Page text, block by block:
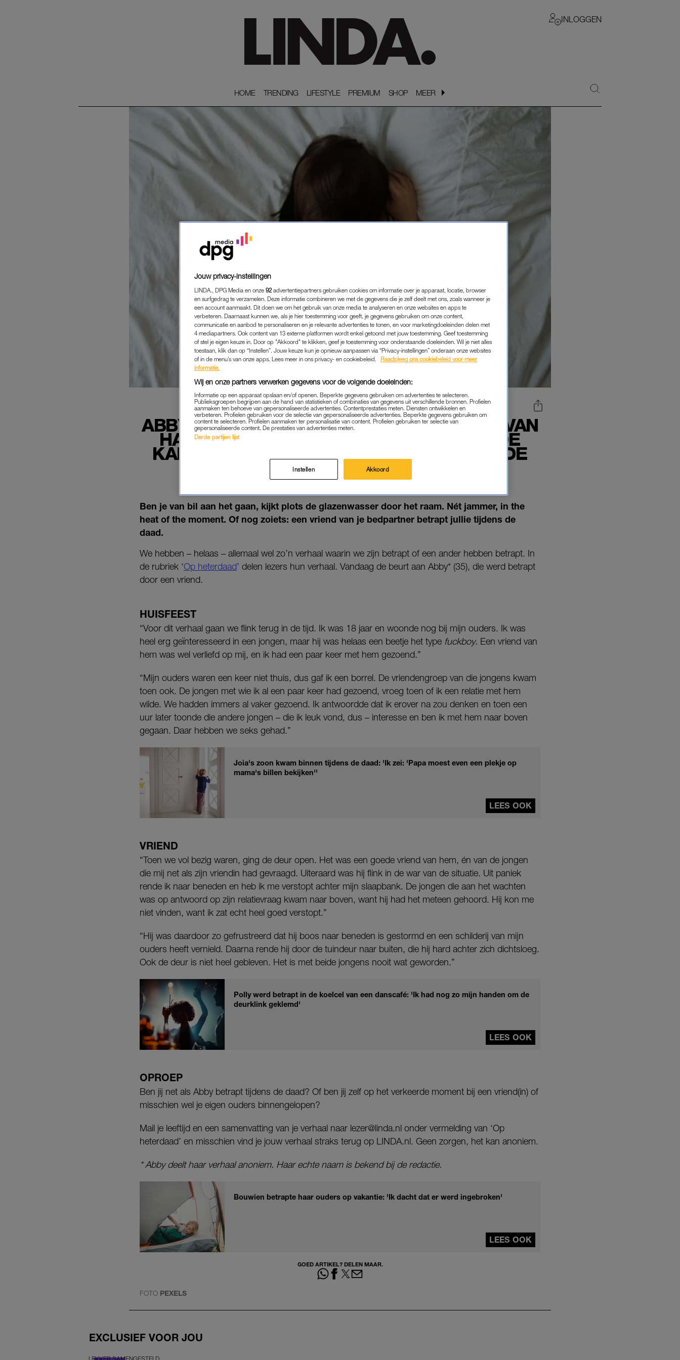
INLOGGEN
HOME
HOME TRENDING
TRENDING LIFESTYLE
LIFESTYLE PREMIUM
PREMIUM SHOP
SHOP MEER
MEER
ABBY WERD BETRAPT DOOR EEN VRIEND VAN
HAAR BEDPARTNER: 'IK RENDE NAAKT DE
KAMER UIT EN VERSTOPTE ME ACHTER DE
BANK'
SEX & RELATIES |OP HETERDAAD
09-01-2025 | NIVINE DE JONG
Ben je van bil aan het gaan, kijkt plots de glazenwasser door het raam. Nét jammer, in the
heat of the moment. Of nog zoiets: een vriend van je bedpartner betrapt jullie tijdens de
daad.
We hebben – helaas – allemaal wel zo’n verhaal waarin we zijn betrapt of een ander hebben betrapt. In
de rubriek ‘Op heterdaad’ delen lezers hun verhaal. Vandaag de beurt aan Abby* (35), die werd betrapt
door een vriend.
HUISFEEST
“Voor dit verhaal gaan we flink terug in de tijd. Ik was 18 jaar en woonde nog bij mijn ouders. Ik was
heel erg geïnteresseerd in een jongen, maar hij was helaas een beetje het type fuckboy. Een vriend van
hem was wel verliefd op mij, en ik had een paar keer met hem gezoend.”
“Mijn ouders waren een keer niet thuis, dus gaf ik een borrel. De vriendengroep van die jongens kwam
toen ook. De jongen met wie ik al een paar keer had gezoend, vroeg toen of ik een relatie met hem
wilde. We hadden immers al vaker gezoend. Ik antwoordde dat ik erover na zou denken en toen een
uur later toonde die andere jongen – die ik leuk vond, dus – interesse en ben ik met hem naar boven
gegaan. Daar hebben we seks gehad.”
Joia's zoon kwam binnen tijdens de daad: 'Ik zei: 'Papa moest even een plekje op
mama's billen bekijken''
LEES OOK
VRIEND
“Toen we vol bezig waren, ging de deur open. Het was een goede vriend van hem, én van de jongen
die mij net als zijn vriendin had gevraagd. Uiteraard was hij flink in de war van de situatie. Uit paniek
rende ik naar beneden en heb ik me verstopt achter mijn slaapbank. De jongen die aan het wachten
was op antwoord op zijn relatievraag kwam naar boven, want hij had het meteen gehoord. Hij kon me
niet vinden, want ik zat echt heel goed verstopt.”
“Hij was daardoor zo gefrustreerd dat hij boos naar beneden is gestormd en een schilderij van mijn
ouders heeft vernield. Daarna rende hij door de tuindeur naar buiten, die hij hard achter zich dichtsloeg.
Ook de deur is niet heel gebleven. Het is met beide jongens nooit wat geworden.”
Polly werd betrapt in de koelcel van een danscafé: 'Ik had nog zo mijn handen om de
deurklink geklemd'
LEES OOK
OPROEP
Ben jij net als Abby betrapt tijdens de daad? Of ben jij zelf op het verkeerde moment bij een vriend(in) of
misschien wel je eigen ouders binnengelopen?
Mail je leeftijd en een samenvatting van je verhaal naar lezer@linda.nl onder vermelding van ‘Op
heterdaad’ en misschien vind je jouw verhaal straks terug op LINDA.nl. Geen zorgen, het kan anoniem.
* Abby deelt haar verhaal anoniem. Haar echte naam is bekend bij de redactie.
Bouwien betrapte haar ouders op vakantie: 'Ik dacht dat er werd ingebroken'
LEES OOK
GOED ARTIKEL? DELEN MAAR.
FOTO PEXELS
EXCLUSIEF VOOR JOU
Jouw privacy-instellingen
LINDA., DPG Media en onze 92 advertentiepartners gebruiken cookies om informatie over je apparaat, locatie, browser
en surfgedrag te verzamelen. Deze informatie combineren we met de gegevens die je zelf deelt met ons, zoals wanneer je
een account aanmaakt. Dit doen we om het gebruik van onze media te analyseren en onze websites en apps te
verbeteren. Daarnaast kunnen we, als je hier toestemming voor geeft, je gegevens gebruiken om onze content,
communicatie en aanbod te personaliseren en je relevante advertenties te tonen, en voor marketingdoeleinden delen met
4 mediapartners. Ook content van 13 externe platformen wordt enkel getoond met jouw toestemming. Geef toestemming
of stel je eigen keuze in. Door op "Akkoord" te klikken, geef je toestemming voor onderstaande doeleinden. Wil je niet alles
toestaan, klik dan op “Instellen”. Jouw keuze kun je opnieuw aanpassen via “Privacy-instellingen” onderaan onze websites
of in de menu’s van onze apps. Lees meer in ons privacy- en cookiebeleid.
Raadpleeg ons cookiebeleid voor meer
informatie.
Wij en onze partners verwerken gegevens voor de volgende doeleinden:
Informatie op een apparaat opslaan en/of openen. Beperkte gegevens gebruiken om advertenties te selecteren.
Publieksgroepen begrijpen aan de hand van statistieken of combinaties van gegevens uit verschillende bronnen. Profielen
aanmaken ten behoeve van gepersonaliseerde advertenties. Contentprestaties meten. Diensten ontwikkelen en
verbeteren. Profielen gebruiken voor de selectie van gepersonaliseerde advertenties. Beperkte gegevens gebruiken om
content te selecteren. Profielen aanmaken ter personalisatie van content. Profielen gebruiken ter selectie van
gepersonaliseerde content. De prestaties van advertenties meten.
Derde partijen lijst
Instellen Akkoord